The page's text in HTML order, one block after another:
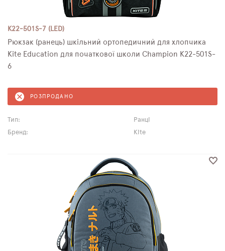
K22-501S-7 (LED)
Рюкзак (ранець) шкільний ортопедичний для хлопчика
Kite Education для початкової школи Champion K22-501S-
6
РОЗПРОДАНО
Тип:
Ранці
Бренд:
Kite